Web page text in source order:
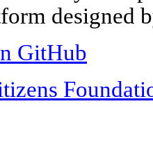
designed
GitHub